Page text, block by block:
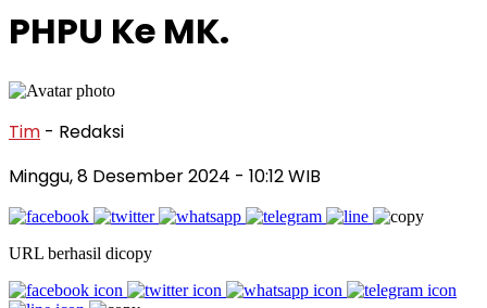
PHPU Ke MK.
Tim - Redaksi
Minggu, 8 Desember 2024 - 10:12 WIB
URL berhasil dicopy